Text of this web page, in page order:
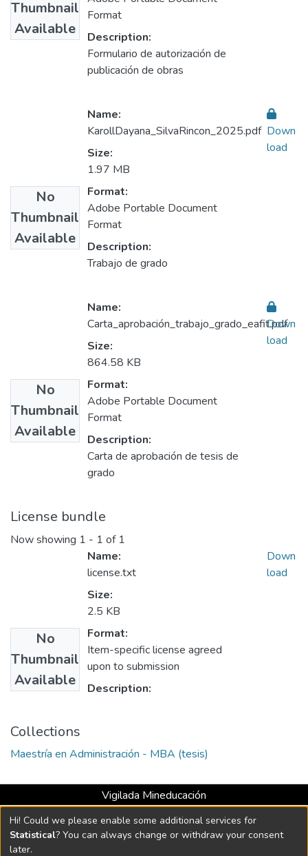
Thumbnail
Available
Format
Description:
Formulario de autorización de
publicación de obras
No
Thumbnail
Available
Name:
KarollDayana_SilvaRincon_2025.pdf
Size:
1.97 MB
Format:
Adobe Portable Document
Format
Description:
Trabajo de grado
Down
load
No
Thumbnail
Available
Name:
Carta_aprobación_trabajo_grado_eafit.pdf
Size:
864.58 KB
Format:
Adobe Portable Document
Format
Description:
Carta de aprobación de tesis de
grado
Down
load
License bundle
Now showing 1 - 1 of 1
No
Thumbnail
Available
Name:
license.txt
Size:
2.5 KB
Format:
Item-specific license agreed
upon to submission
Description:
Down
load
Collections
Maestría en Administración - MBA (tesis)
Vigilada Mineducación
Universidad con Acreditación Institucional hasta 2026 -
Resolución MEN 2158 de 2018
Hi! Could we please enable some additional services for
Statistical? You can always change or withdraw your consent
later.